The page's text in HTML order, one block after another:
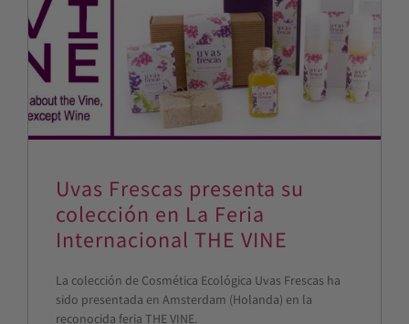
Uvas Frescas presenta su
colección en La Feria
Internacional THE VINE
La colección de Cosmética Ecológica Uvas Frescas ha
sido presentada en Amsterdam (Holanda) en la
reconocida feria THE VINE.